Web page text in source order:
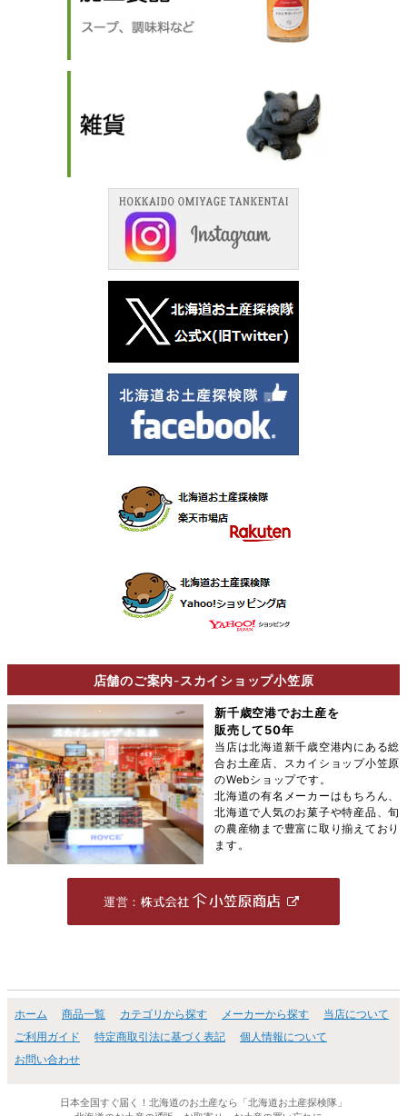
店舗のご案内-スカイショップ小笠原
新千歳空港でお土産を
販売して50年
当店は北海道新千歳空港内にある総
合お土産店、スカイショップ小笠原
のWebショップです。
北海道の有名メーカーはもちろん、
北海道で人気のお菓子や特産品、旬
の農産物まで豊富に取り揃えており
ます。
運営：
ホーム 商品一覧 カテゴリから探す メーカーから探す
当店について
ご利用ガイド
特定商取引法に基づく表記
個人情報について
お問い合わせ
日本全国すぐ届く！北海道のお土産なら「北海道お土産探検隊」